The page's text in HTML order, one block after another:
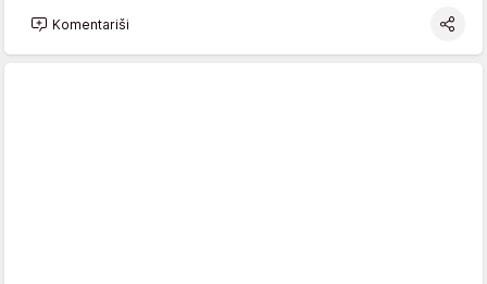
Komentariši